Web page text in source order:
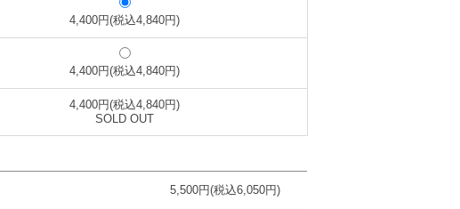
4,400円(税込4,840円)
4,400円(税込4,840円)
4,400円(税込4,840円)
SOLD OUT
5,500円(税込6,050円)